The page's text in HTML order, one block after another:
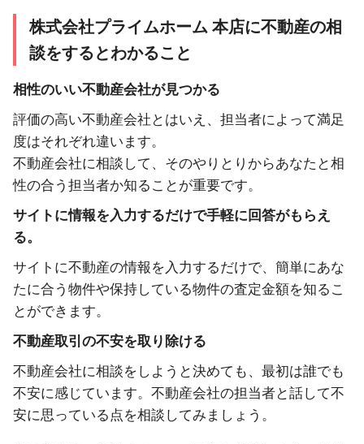
株式会社プライムホーム 本店に不動産の相
談をするとわかること
相性のいい不動産会社が見つかる
評価の高い不動産会社とはいえ、担当者によって満足
度はそれぞれ違います。
不動産会社に相談して、そのやりとりからあなたと相
性の合う担当者か知ることが重要です。
サイトに情報を入力するだけで手軽に回答がもらえ
る。
サイトに不動産の情報を入力するだけで、簡単にあな
たに合う物件や保持している物件の査定金額を知るこ
とができます。
不動産取引の不安を取り除ける
不動産会社に相談をしようと決めても、最初は誰でも
不安に感じています。不動産会社の担当者と話して不
安に思っている点を相談してみましょう。